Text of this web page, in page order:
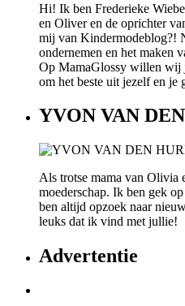
Hi! Ik ben Frederieke
en Oliver en de oprichter
mij van Kindermodeblog?!
ondernemen en het maken
Op MamaGlossy willen wij
om het beste uit jezelf en je
YVON VAN
Als trotse mama van Olivia
moederschap. Ik ben gek
ben altijd opzoek naar
leuks dat ik vind met jullie!
Advertentie